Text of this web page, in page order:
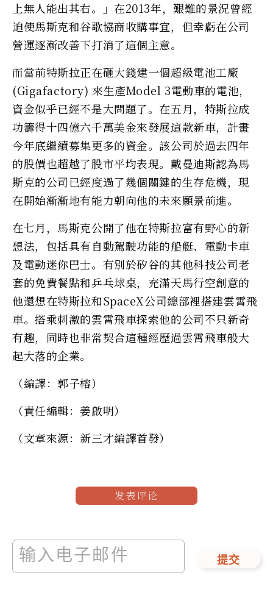
上無人能出其右。」在2013年，艱難的景況曾經
迫使馬斯克和谷歌協商收購事宜，但幸虧在公司
營運逐漸改善下打消了這個主意。
而當前特斯拉正在砸大錢建一個超級電池工廠
(Gigafactory) 來生產Model 3電動車的電池，
資金似乎已經不是大問題了。在五月，特斯拉成
功籌得十四億六千萬美金來發展這款新車，計畫
今年底繼續募集更多的資金。該公司於過去四年
的股價也超越了股市平均表現。戴曼迪斯認為馬
斯克的公司已經度過了幾個關鍵的生存危機，現
在開始漸漸地有能力朝向他的未來願景前進。
在七月，馬斯克公開了他在特斯拉富有野心的新
想法，包括具有自動駕駛功能的船艇、電動卡車
及電動迷你巴士。有別於矽谷的其他科技公司老
套的免費餐點和乒乓球桌，充滿天馬行空創意的
他還想在特斯拉和SpaceX公司總部裡搭建雲霄飛
車。搭乘刺激的雲霄飛車探索他的公司不只新奇
有趣，同時也非常契合這種經歷過雲霄飛車般大
起大落的企業。
（編譯：郭子榕）
（責任編輯：姜啟明）
（文章來源：新三才編譯首發）
发表评论
提交